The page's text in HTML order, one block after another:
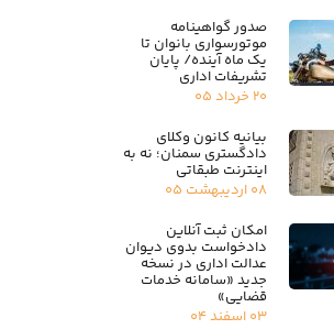
صدور گواهینامه
موتورسواری بانوان تا
یک ماه آینده/ پایان
تشریفات اداری
۲۰ خرداد ۰۵
بیانیه کانون وکلای
دادگستری سمنان؛ نه به
اینترنت طبقاتی
۰۸ اردیبهشت ۰۵
امکان ثبت آنلاین
دادخواست بدوی دیوان
عدالت اداری در نسخه
جدید «سامانه خدمات
قضایی»
۰۳ اسفند ۰۴